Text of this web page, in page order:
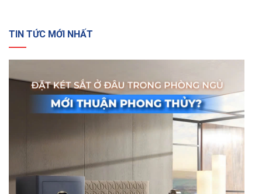
TIN TỨC MỚI NHẤT